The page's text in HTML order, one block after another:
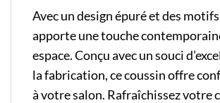
Avec un design épuré et des
apporte une touche
espace. Conçu avec un souci
la fabrication, ce coussin offre
à votre salon. Rafraîchissez votre